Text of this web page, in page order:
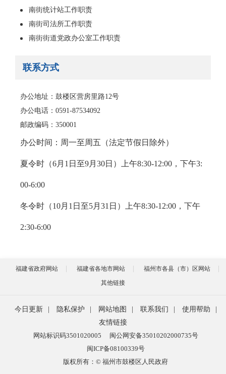
南街统计站工作职责
南街司法所工作职责
南街街道党政办公室工作职责
联系方式
办公地址：鼓楼区营房里路12号
办公电话：0591-87534092
邮政编码：350001
办公时间：周一至周五（法定节假日除外）
夏令时（6月1日至9月30日）上午8:30-12:00，下午3:
00-6:00
冬令时（10月1日至5月31日）上午8:30-12:00，下午
2:30-6:00
福建省政府网站 福建省各地市网站
福州市各县（市）区网站
其他链接
今日更新 隐私保护 网站地图 联系我们 使用帮助
友情链接
网站标识码3501020005
闽公网安备35010202000735号
闽ICP备08100339号
版权所有：© 福州市鼓楼区人民政府